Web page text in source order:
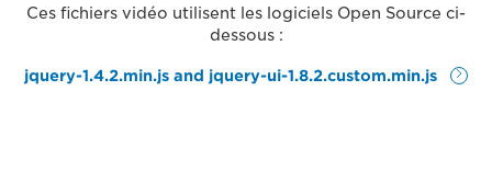
Ces fichiers vidéo utilisent les logiciels Open Source ci-
dessous :
jquery-1.4.2.min.js and jquery-ui-1.8.2.custom.min.js